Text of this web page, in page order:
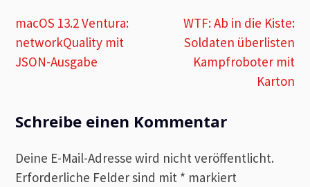
Beitragsnavigation
macOS 13.2 Ventura:
networkQuality mit
JSON-Ausgabe
WTF: Ab in die Kiste:
Soldaten überlisten
Kampfroboter mit
Karton
Schreibe einen Kommentar
Deine E-Mail-Adresse wird nicht veröffentlicht.
Erforderliche Felder sind mit * markiert